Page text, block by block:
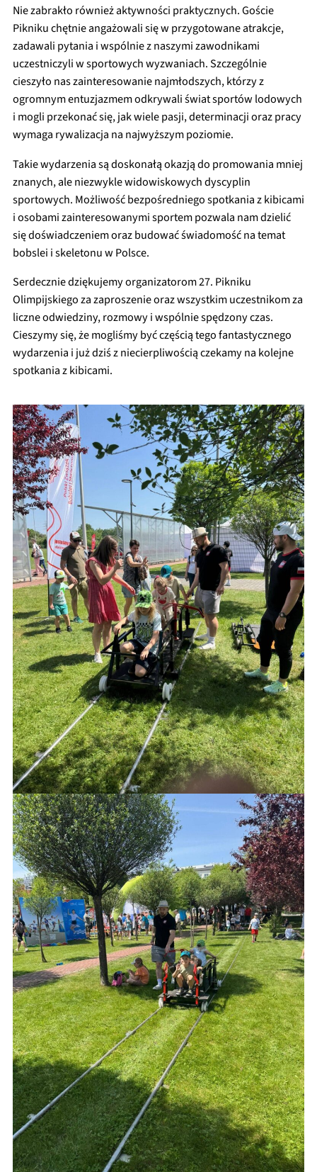
Nie zabrakło również aktywności praktycznych. Goście
Pikniku chętnie angażowali się w przygotowane atrakcje,
zadawali pytania i wspólnie z naszymi zawodnikami
uczestniczyli w sportowych wyzwaniach. Szczególnie
cieszyło nas zainteresowanie najmłodszych, którzy z
ogromnym entuzjazmem odkrywali świat sportów lodowych
i mogli przekonać się, jak wiele pasji, determinacji oraz pracy
wymaga rywalizacja na najwyższym poziomie.
Takie wydarzenia są doskonałą okazją do promowania mniej
znanych, ale niezwykle widowiskowych dyscyplin
sportowych. Możliwość bezpośredniego spotkania z kibicami
i osobami zainteresowanymi sportem pozwala nam dzielić
się doświadczeniem oraz budować świadomość na temat
bobslei i skeletonu w Polsce.
Serdecznie dziękujemy organizatorom 27. Pikniku
Olimpijskiego za zaproszenie oraz wszystkim uczestnikom za
liczne odwiedziny, rozmowy i wspólnie spędzony czas.
Cieszymy się, że mogliśmy być częścią tego fantastycznego
wydarzenia i już dziś z niecierpliwością czekamy na kolejne
spotkania z kibicami.